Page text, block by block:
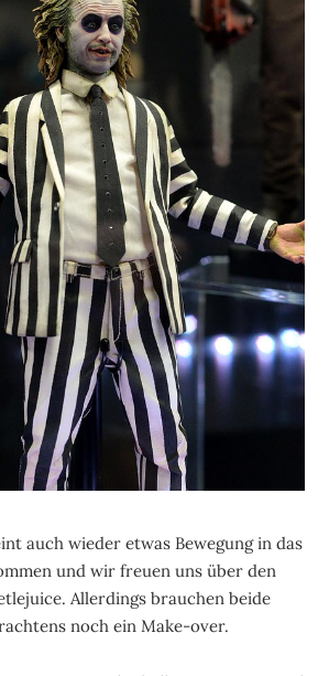
auch wieder etwas Bewegung in das
und wir freuen uns über den
Allerdings brauchen beide
noch ein Make-over.